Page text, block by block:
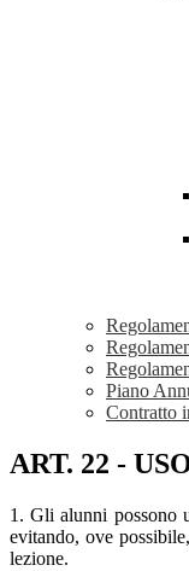
Piano
Contratto
ART. 22 -
1. Gli alunni possono
evitando, ove
lezione.